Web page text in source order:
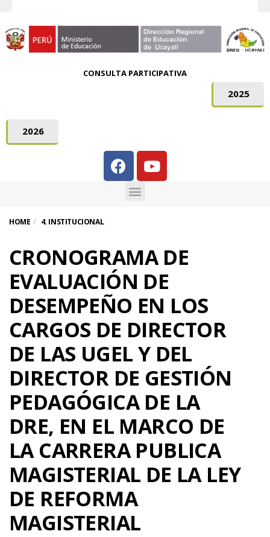
CONSULTA PARTICIPATIVA
2025
2026
HOME 4. INSTITUCIONAL
CRONOGRAMA DE
EVALUACIÓN DE
DESEMPEÑO EN LOS
CARGOS DE DIRECTOR
DE LAS UGEL Y DEL
DIRECTOR DE GESTIÓN
PEDAGÓGICA DE LA
DRE, EN EL MARCO DE
LA CARRERA PUBLICA
MAGISTERIAL DE LA LEY
DE REFORMA
MAGISTERIAL